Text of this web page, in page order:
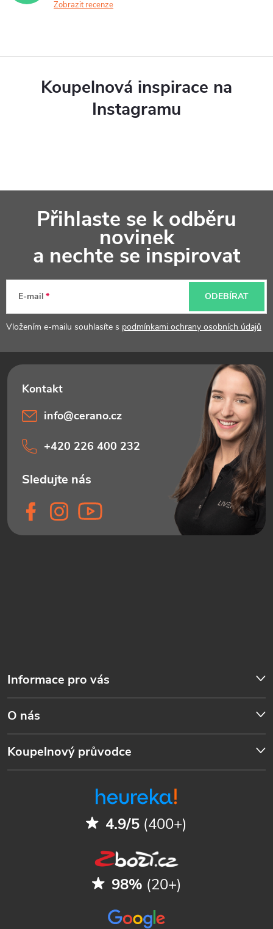
k
s
Zobrazit recenze
Koupelnová inspirace na
Instagramu
a
Přihlaste se k odběru
novinek
a nechte se inspirovat
E-mail
Vložením e-mailu souhlasíte s podmínkami ochrany osobních údajů
ODEBÍRAT
Informace pro vás
O nás
Koupelnový průvodce
info@cerano.cz
+420 226 400 232
4.9/5 (400+)
98% (20+)